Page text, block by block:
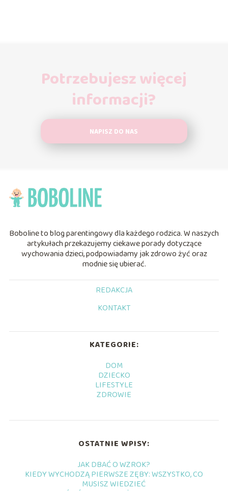
Potrzebujesz więcej
informacji?
NAPISZ DO NAS
Boboline to blog parentingowy dla każdego rodzica. W naszych
artykułach przekazujemy ciekawe porady dotyczące
wychowania dzieci, podpowiadamy jak zdrowo żyć oraz
modnie się ubierać.
REDAKCJA
KONTAKT
KATEGORIE:
DOM
DZIECKO
LIFESTYLE
ZDROWIE
OSTATNIE WPISY:
JAK DBAĆ O WZROK?
KIEDY WYCHODZĄ PIERWSZE ZĘBY: WSZYSTKO, CO
MUSISZ WIEDZIEĆ